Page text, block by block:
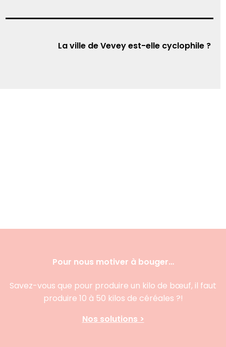
La ville de Vevey est-elle cyclophile ?
Pour nous motiver à bouger…
Savez-vous que pour produire un kilo de bœuf, il faut
produire 10 à 50 kilos de céréales ?!
Nos solutions >